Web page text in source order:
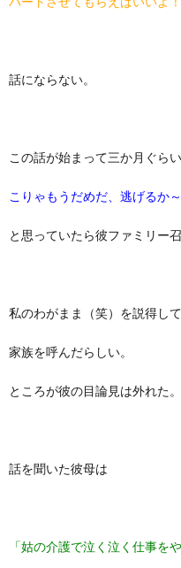
話にならない。
この話が始まって三か月ぐら
こりゃもうだめだ、逃げるか～
と思っていたら彼ファミリー召
私のわがまま（笑）を説得し
家族を呼んだらしい。
ところが彼の目論見は外れた。
話を聞いた彼母は
「姑の介護で泣く泣く仕事を